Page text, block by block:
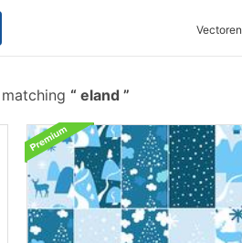
Vectoren
eland